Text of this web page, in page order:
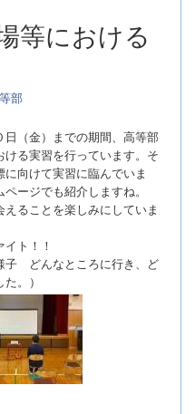
等における
部
（金）までの期間、高等部
る実習を行っています。そ
向けて実習に臨んでいま
ージでも紹介しますね。
ることを楽しみにしていま
ト！！
子 どんなところに行き、ど
。）